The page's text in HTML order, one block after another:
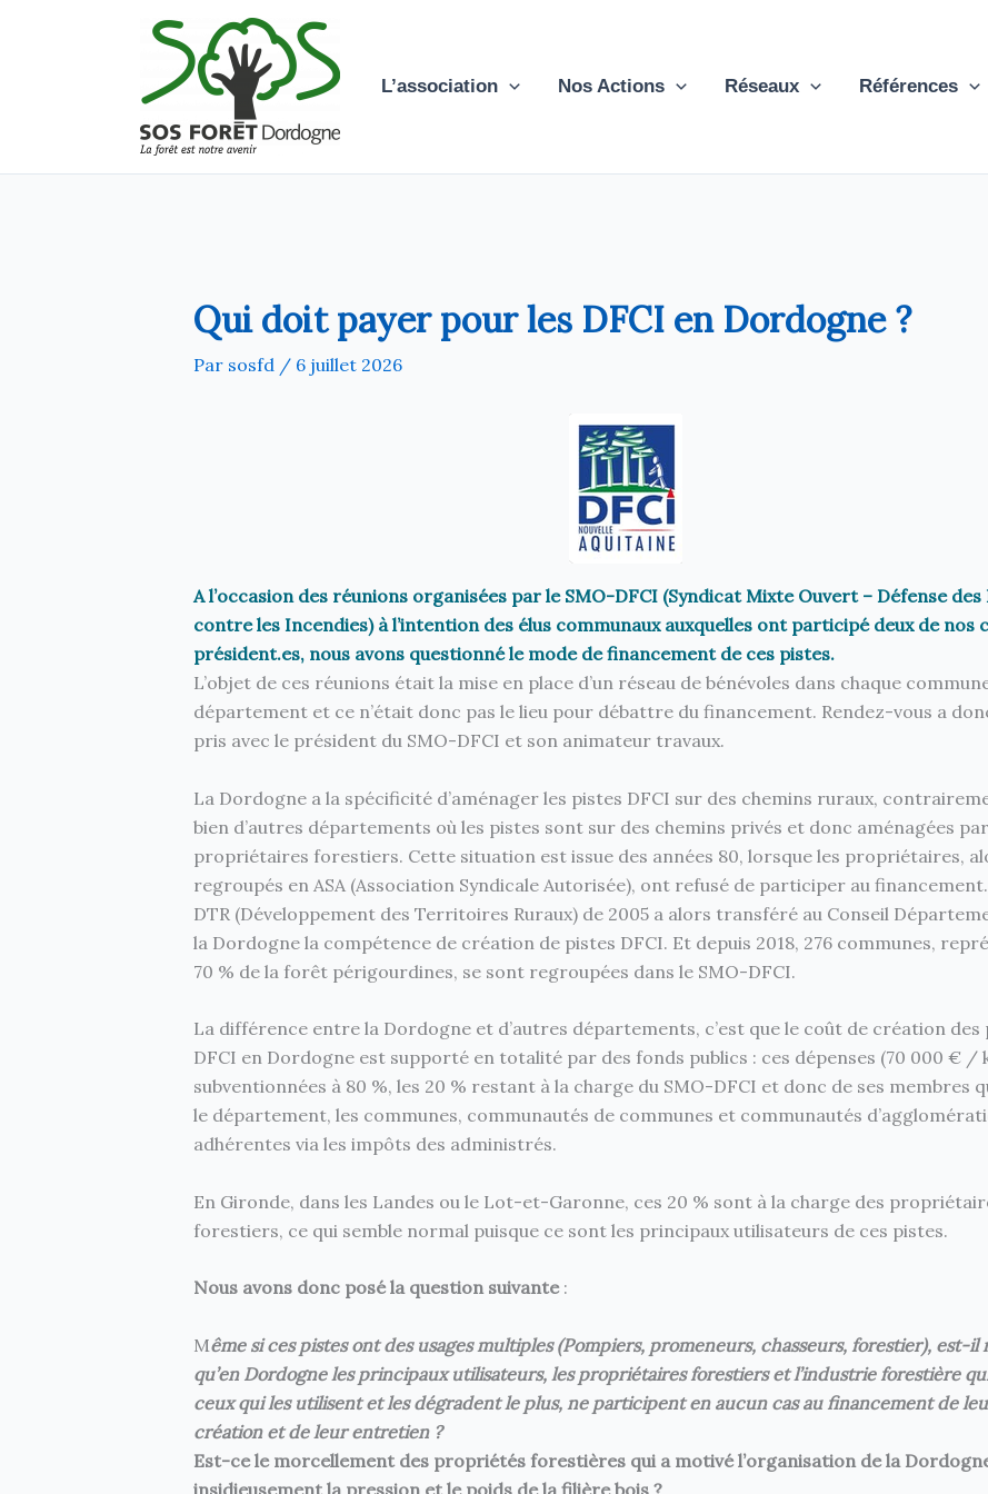
L’association Nos Actions Réseaux Références
Qui doit payer pour les DFCI en Dordogne ?
Par sosfd / 6 juillet 2026
A l’occasion des réunions organisées par le SMO-DFCI (Syndicat Mixte Ouvert – Défense
contre les Incendies) à l’intention des élus communaux auxquelles ont participé deux de nos
président.es, nous avons questionné le mode de financement de ces pistes.
L’objet de ces réunions était la mise en place d’un réseau de bénévoles dans chaque
département et ce n’était donc pas le lieu pour débattre du financement. Rendez-vous a
pris avec le président du SMO-DFCI et son animateur travaux.
La Dordogne a la spécificité d’aménager les pistes DFCI sur des chemins ruraux,
bien d’autres départements où les pistes sont sur des chemins privés et donc aménagées
propriétaires forestiers. Cette situation est issue des années 80, lorsque les propriétaires,
regroupés en ASA (Association Syndicale Autorisée), ont refusé de participer au
DTR (Développement des Territoires Ruraux) de 2005 a alors transféré au Conseil
la Dordogne la compétence de création de pistes DFCI. Et depuis 2018, 276 communes,
70 % de la forêt périgourdines, se sont regroupées dans le SMO-DFCI.
La différence entre la Dordogne et d’autres départements, c’est que le coût de création des
DFCI en Dordogne est supporté en totalité par des fonds publics : ces dépenses (70 000 € /
subventionnées à 80 %, les 20 % restant à la charge du SMO-DFCI et donc de ses membres
le département, les communes, communautés de communes et communautés
adhérentes via les impôts des administrés.
En Gironde, dans les Landes ou le Lot-et-Garonne, ces 20 % sont à la charge des
forestiers, ce qui semble normal puisque ce sont les principaux utilisateurs de ces pistes.
Nous avons donc posé la question suivante:
Même si ces pistes ont des usages multiples (Pompiers, promeneurs, chasseurs, forestier), est-il
qu’en Dordogne les principaux utilisateurs, les propriétaires forestiers et l’industrie forestière
ceux qui les utilisent et les dégradent le plus, ne participent en aucun cas au financement de
création et de leur entretien ?
Est-ce le morcellement des propriétés forestières qui a motivé l’organisation de la
insidieusement la pression et le poids de la filière bois ?